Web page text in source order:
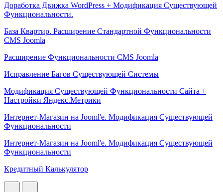
Доработка Движка WordPress + Модификация Существующей
Функциональности.
База Квартир. Расширение Стандартной Функциональности
CMS Joomla
Расширение Функциональности CMS Joomla
Исправление Багов Существующей Системы
Модификация Cуществующей Функциональности Cайта +
Настройки Яндекс.Метрики
Интернет-Магазин на Jooml'e. Модификация Существующей
Функциональности
Интернет-Магазин на Jooml'e. Модификация Существующей
Функциональности
Кредитный Калькулятор